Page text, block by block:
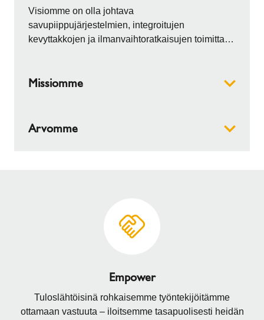
Visiomme on olla johtava
savupiippujärjestelmien, integroitujen
kevyttakkojen ja ilmanvaihtoratkaisujen toimittaja
Missiomme
edistyksellisiä, huolellisesti suunniteltuja tuotteita
Arvomme
Empower
Tuloslähtöisinä rohkaisemme työntekijöitämme
ottamaan vastuuta – iloitsemme tasapuolisesti heidän